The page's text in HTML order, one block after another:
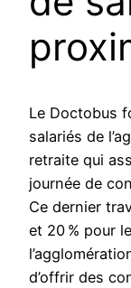
Le Doctobus
salariés de
retraite qui
journée de
Ce dernier
et 20 % pour
d’offrir des